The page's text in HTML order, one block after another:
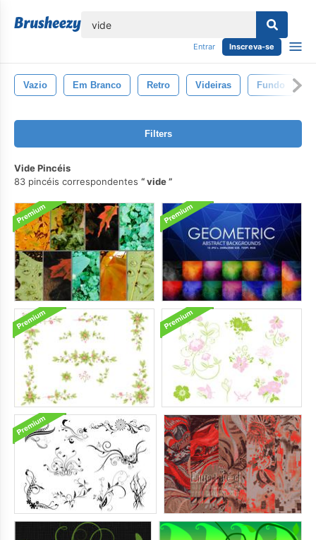
Entrar Inscreva-se
Vazio Em Branco Retro Videiras Fundo
Filters
Vide Pincéis
83 pincéis correspondentes
vide